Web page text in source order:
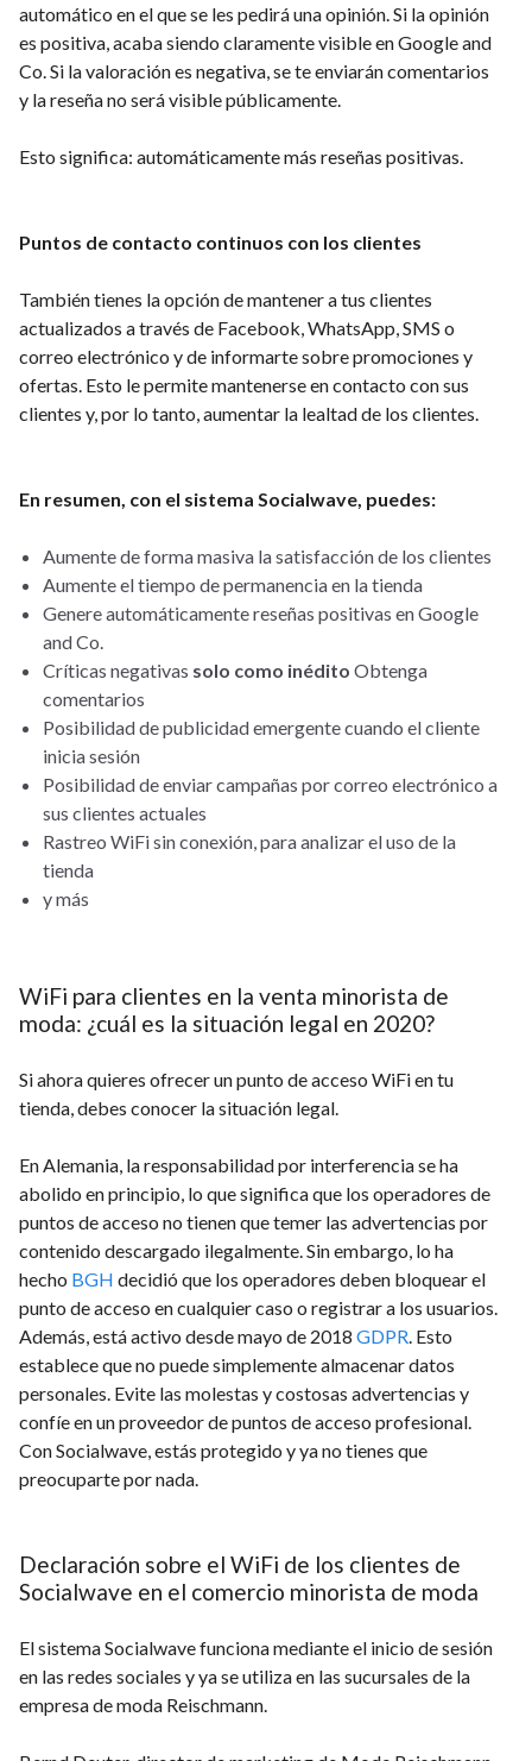
automático en el que se les pedirá una opinión. Si la opinión
es positiva, acaba siendo claramente visible en Google and
Co. Si la valoración es negativa, se te enviarán comentarios
y la reseña no será visible públicamente.
Esto significa: automáticamente más reseñas positivas.
Puntos de contacto continuos con los clientes
También tienes la opción de mantener a tus clientes
actualizados a través de Facebook, WhatsApp, SMS o
correo electrónico y de informarte sobre promociones y
ofertas. Esto le permite mantenerse en contacto con sus
clientes y, por lo tanto, aumentar la lealtad de los clientes.
En resumen, con el sistema Socialwave, puedes:
Aumente de forma masiva la satisfacción de los clientes
Aumente el tiempo de permanencia en la tienda
Genere automáticamente reseñas positivas en Google
and Co.
Críticas negativas solo como inédito Obtenga
comentarios
Posibilidad de publicidad emergente cuando el cliente
inicia sesión
Posibilidad de enviar campañas por correo electrónico a
sus clientes actuales
Rastreo WiFi sin conexión, para analizar el uso de la
tienda
y más
WiFi para clientes en la venta minorista de
moda: ¿cuál es la situación legal en 2020?
Si ahora quieres ofrecer un punto de acceso WiFi en tu
tienda, debes conocer la situación legal.
En Alemania, la responsabilidad por interferencia se ha
abolido en principio, lo que significa que los operadores de
puntos de acceso no tienen que temer las advertencias por
contenido descargado ilegalmente. Sin embargo, lo ha
hecho BGH decidió que los operadores deben bloquear el
punto de acceso en cualquier caso o registrar a los usuarios.
Además, está activo desde mayo de 2018 GDPR. Esto
establece que no puede simplemente almacenar datos
personales. Evite las molestas y costosas advertencias y
confíe en un proveedor de puntos de acceso profesional.
Con Socialwave, estás protegido y ya no tienes que
preocuparte por nada.
Declaración sobre el WiFi de los clientes de
Socialwave en el comercio minorista de moda
El sistema Socialwave funciona mediante el inicio de sesión
en las redes sociales y ya se utiliza en las sucursales de la
empresa de moda Reischmann.